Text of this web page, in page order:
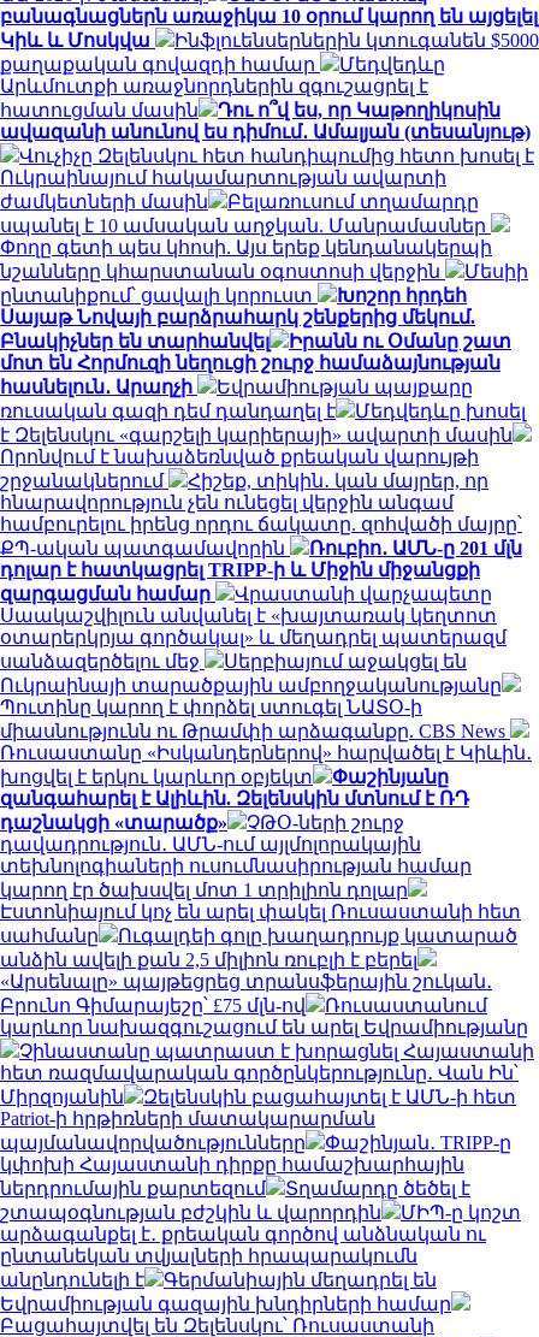
բանագնացներն առաջիկա 10 օրում կարող են այցելել
Կիև և Մոսկվա
Ինֆլուենսերներին կտուգանեն $5000
քաղաքական գովազդի համար
Մեդվեդևը
Արևմուտքի առաջնորդներին զգուշացրել է
հատուցման մասին
Դու ո՞վ ես, որ Կաթողիկոսին
ավազանի անունով ես դիմում․ Ամալյան (տեսանյութ)
Վուչիչը Զելենսկու հետ հանդիպումից հետո խոսել է
Ուկրաինայում հակամարտության ավարտի
ժամկետների մասին
Բելառուսում տղամարդը
սպանել է 10 ամսական աղջկան. Մանրամասներ
Փողը գետի պես կհոսի. Այս երեք կենդանակերպի
նշանները կհարստանան օգոստոսի վերջին
Մեսիի
ընտանիքում՝ ցավալի կորուստ
Խոշոր հրդեհ
Սայաթ Նովայի բարձրահարկ շենքերից մեկում.
Բնակիչներ են տարհանվել
Իրանն ու Օմանը շատ
մոտ են Հորմուզի նեղուցի շուրջ համաձայնության
հասնելուն․ Արաղչի
Եվրամիության պայքարը
ռուսական գազի դեմ դանդաղել է
Մեդվեդևը խոսել
է Զելենսկու «գարշելի կարիերայի» ավարտի մասին
Որոնվում է նախաձեռնված քրեական վարույթի
շրջանակներում
Հիշեք, տիկին․ կան մայրեր, որ
հնարավորություն չեն ունեցել վերջին անգամ
համբուրելու իրենց որդու ճակատը. զոհվածի մայրը՝
ՔՊ-ական պատգամավորին
Ռուբիո․ ԱՄՆ-ը 201 մլն
դոլար է հատկացրել TRIPP-ի և Միջին միջանցքի
զարգացման համար
Վրաստանի վարչապետը
Սաակաշվիլուն անվանել է «խայտառակ կեղտոտ
օտարերկրյա գործակալ» և մեղադրել պատերազմ
սանձազերծելու մեջ
Սերբիայում աջակցել են
Ուկրաինայի տարածքային ամբողջականությանը
Պուտինը կարող է փորձել ստուգել ՆԱՏՕ-ի
միասնությունն ու Թրամփի արձագանքը. CBS News
Ռուսաստանը «Իսկանդերներով» հարվածել է Կիևին․
խոցվել է երկու կարևոր օբյեկտ
Փաշինյանը
զանգահարել է Ալիևին. Զելենսկին մտնում է ՌԴ
դաշնակցի «տարածք»
ՉԹՕ-ների շուրջ
դավադրություն․ ԱՄՆ-ում այլմոլորակային
տեխնոլոգիաների ուսումնասիրության համար
կարող էր ծախսվել մոտ 1 տրիլիոն դոլար
Էստոնիայում կոչ են արել փակել Ռուսաստանի հետ
սահմանը
Ուգալդեի գոլը խաղադրույք կատարած
անձին ավելի քան 2,5 միլիոն ռուբլի է բերել
«Արսենալը» պայթեցրեց տրանսֆերային շուկան․
Բրունո Գիմարայեշը՝ £75 մլն-ով
Ռուսաստանում
կարևոր նախազգուշացում են արել Եվրամիությանը
Չինաստանը պատրաստ է խորացնել Հայաստանի
հետ ռազմավարական գործընկերությունը․ Վան Ին՝
Միրզոյանին
Զելենսկին բացահայտել է ԱՄՆ-ի հետ
Patriot-ի հրթիռների մատակարարման
պայմանավորվածությունները
Փաշինյան․ TRIPP-ը
կփոխի Հայաստանի դիրքը համաշխարհային
ներդրումային քարտեզում
Տղամարդը ծեծել է
շտապօգնության բժշկին և վարորդին
ՄԻՊ-ը կոշտ
արձագանքել է․ քրեական գործով անձնական ու
ընտանեկան տվյալների հրապարակումն
անընդունելի է
Գերմանիային մեղադրել են
Եվրամիության գազային խնդիրների համար
Բացահայտվել են Զելենսկու՝ Ռուսաստանի